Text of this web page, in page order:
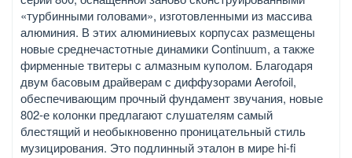
«турбинными головами», изготовленными из массива
алюминия. В этих алюминиевых корпусах размещены
новые среднечастотные динамики Continuum, а также
фирменные твитеры с алмазным куполом. Благодаря
двум басовым драйверам с диффузорами Aerofoil,
обеспечивающим прочный фундамент звучания, новые
802-е колонки предлагают слушателям самый
блестящий и необыкновенно проницательный стиль
музицирования. Это подлинный эталон в мире hi-fi